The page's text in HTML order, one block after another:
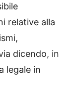
relative alla
dicendo, in
legale in